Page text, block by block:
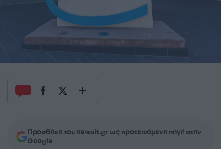
Προσθήκη του newsit.gr ως προτεινόμενη πηγή στην
Google